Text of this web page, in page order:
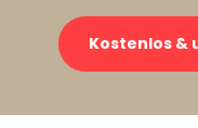
Kostenlos &